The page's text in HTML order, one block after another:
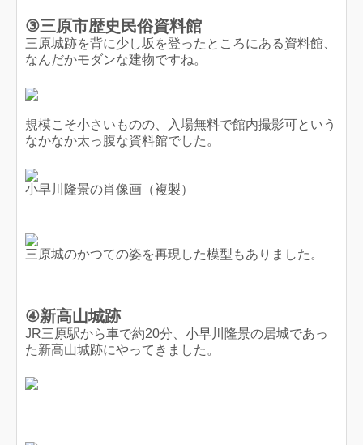
③三原市歴史民俗資料館
三原城跡を背に少し坂を登ったところにある資料館、
なんだかモダンな建物ですね。
規模こそ小さいものの、入場無料で館内撮影可という
なかなか太っ腹な資料館でした。
小早川隆景の肖像画（複製）
三原城のかつての姿を再現した模型もありました。
④新高山城跡
JR三原駅から車で約20分、小早川隆景の居城であっ
た新高山城跡にやってきました。